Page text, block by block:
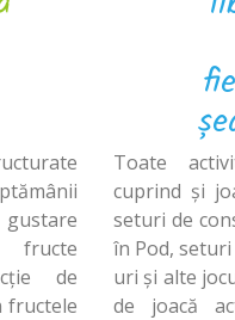
de
fructele
Toate
cuprind și
seturi de
în Pod,
uri și alte
de joacă